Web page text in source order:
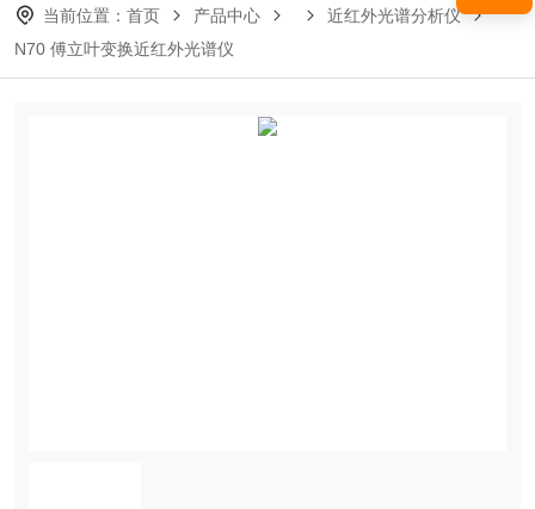
当前位置： 首页 产品中心
近红外光谱分析仪
N70 傅立叶变换近红外光谱仪